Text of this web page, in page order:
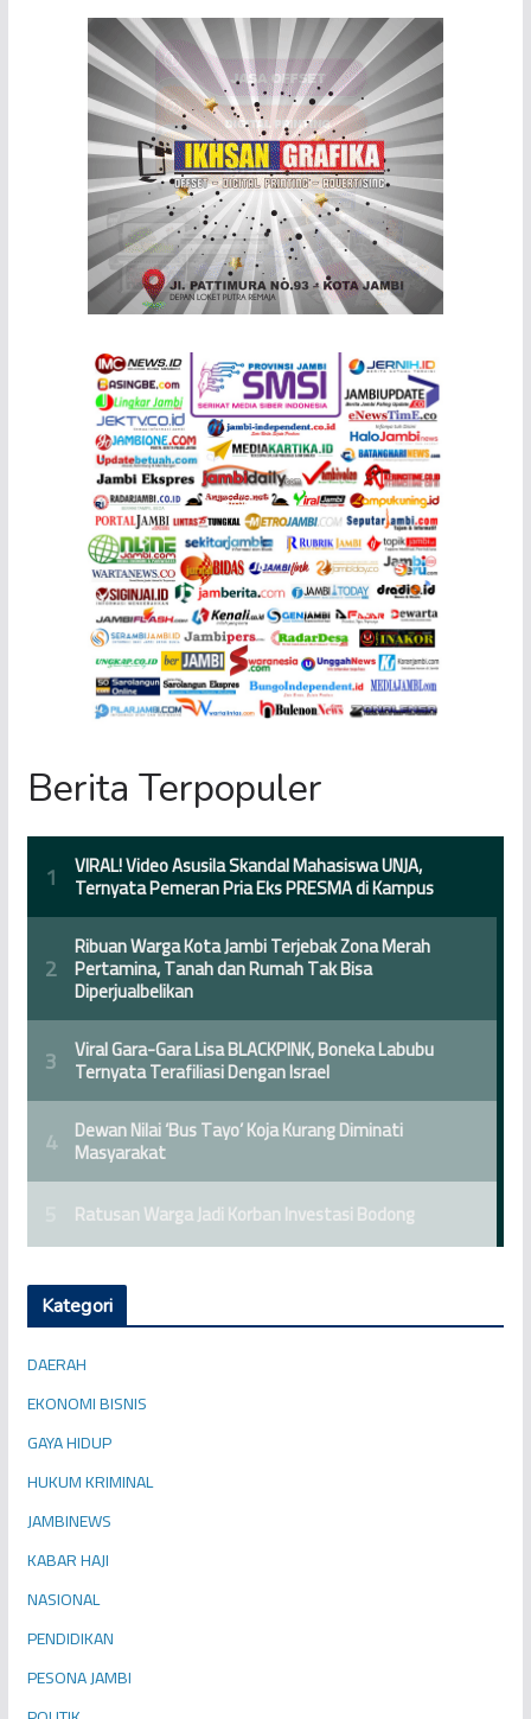
Berita Terpopuler
Kategori
DAERAH
EKONOMI BISNIS
GAYA HIDUP
HUKUM KRIMINAL
JAMBINEWS
KABAR HAJI
NASIONAL
PENDIDIKAN
PESONA JAMBI